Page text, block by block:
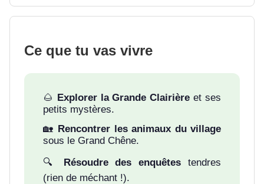
Ce que tu vas vivre
🌰 Explorer la Grande Clairière et ses
petits mystères.
🏡 Rencontrer les animaux du village
sous le Grand Chêne.
🔍
Résoudre des enquêtes tendres
(rien de méchant !).